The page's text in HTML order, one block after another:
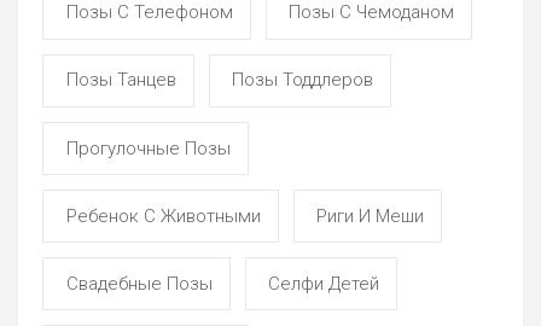
Позы С Телефоном Позы С Чемоданом
Позы Танцев Позы Тоддлеров
Прогулочные Позы
Ребенок С Животными Риги И Меши
Свадебные Позы Селфи Детей